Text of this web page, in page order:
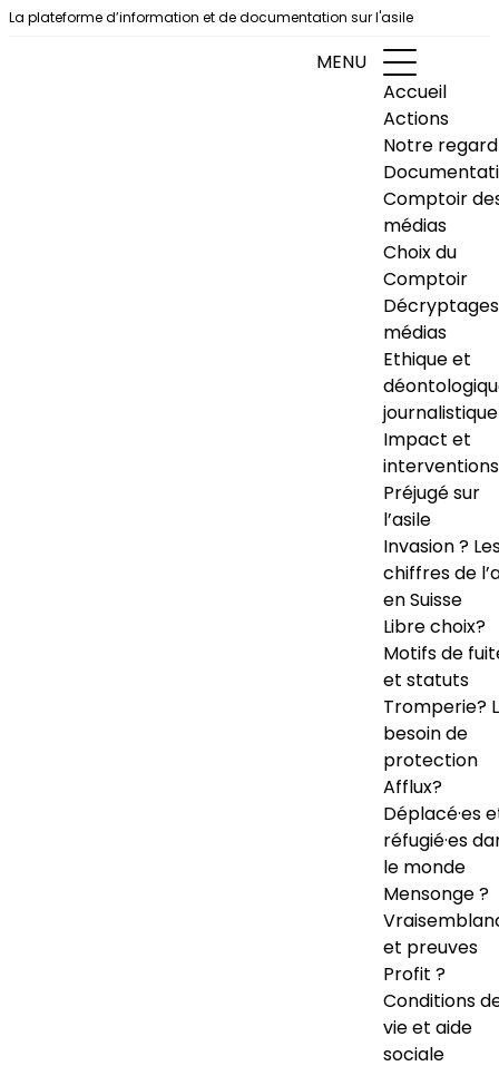
Aller au contenu
La plateforme d’information et de documentation sur l'asile
MENU
Accueil
Actions
Notre regard
Comptoir
médias
Choix du
Comptoir
Décryptages
médias
Ethique et
journalistique
Impact et
interventions
Préjugé sur
l’asile
Invasion ?
chiffres de
en Suisse
Libre choix?
Motifs de
et statuts
Tromperie?
besoin de
protection
Afflux?
Déplacé·es
réfugié·es
le monde
Mensonge ?
et preuves
Profit ?
Conditions
vie et aide
sociale